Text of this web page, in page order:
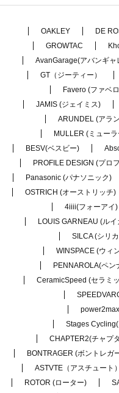
OAKLEY DE
GROWTAC
AvanGarage(アバンギャ
GT（ジーティー）
Favero (ファベ
JAMIS (ジェイミス)
ARUNDEL (アラ
MULLER (ミュー
BESV(ベスビー)
PROFILE DESIGN (プロ
Panasonic (パナソニック)
OSTRICH (オーストリッチ)
4iiii(フォーアイ)
LOUIS GARNEAU (ルイ
SILCA (シリ
WINSPACE (ウィ
PENNAROLA(ペン
CeramicSpeed (セラミ
Stages
CHAPTER2(チャプ
BONTRAGER (ボントレガ
ASTVTE（アスチュート）
ROTOR (ローター)